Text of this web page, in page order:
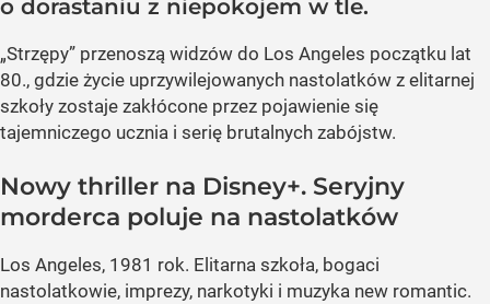
o dorastaniu z niepokojem w tle.
„Strzępy” przenoszą widzów do Los Angeles początku lat
80., gdzie życie uprzywilejowanych nastolatków z elitarnej
szkoły zostaje zakłócone przez pojawienie się
tajemniczego ucznia i serię brutalnych zabójstw.
Nowy thriller na Disney+. Seryjny
morderca poluje na nastolatków
Los Angeles, 1981 rok. Elitarna szkoła, bogaci
nastolatkowie, imprezy, narkotyki i muzyka new romantic.